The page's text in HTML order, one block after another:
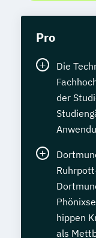
Pro
Die
der
hippen
als